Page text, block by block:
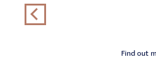
Find out